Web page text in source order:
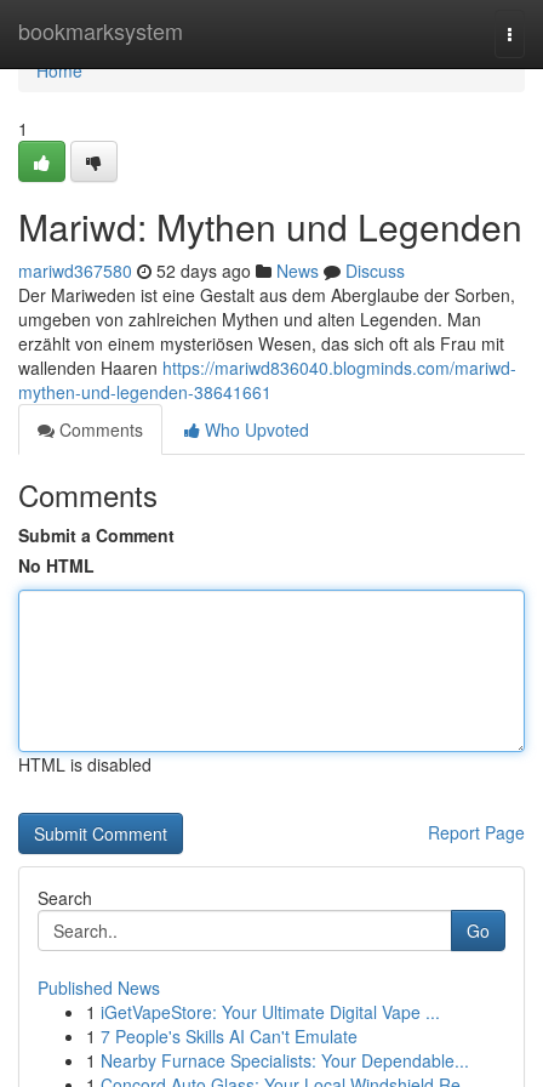
bookmarksystem
Home
Home
1
Mariwd: Mythen und Legenden
mariwd367580 52 days ago News
Discuss
Der Mariweden ist eine Gestalt aus dem Aberglaube der Sorben,
umgeben von zahlreichen Mythen und alten Legenden. Man
erzählt von einem mysteriösen Wesen, das sich oft als Frau mit
wallenden Haaren https://mariwd836040.blogminds.com/mariwd-
mythen-und-legenden-38641661
Comments
Who Upvoted
Comments
Submit a Comment
No HTML
HTML is disabled
Report Page
Search
Go
Published News
1 iGetVapeStore: Your Ultimate Digital Vape ...
1 7 People's Skills AI Can't Emulate
1 Nearby Furnace Specialists: Your Dependable...